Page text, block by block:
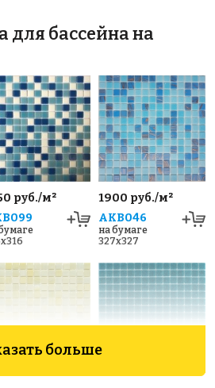
для бассейна на
руб./м²
1900 руб./м²
AKB046
на бумаге
327x327
больше